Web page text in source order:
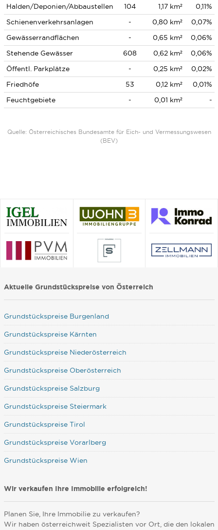
Halden/Deponien/Abbaustellen
104 1,17 km²
0,11%
Schienenverkehrsanlagen
- 0,80 km²
0,07%
Gewässerrandflächen
- 0,65 km²
0,06%
Stehende Gewässer
608 0,62 km²
0,06%
Öffentl. Parkplätze
- 0,25 km²
0,02%
Friedhöfe
53 0,12 km²
0,01%
Feuchtgebiete
- 0,01 km² -
Quelle: Österreichisches Bundesamte für Eich- und Vermessungswesen
(BEV)
Aktuelle Grundstückspreise von Österreich
Grundstückspreise Burgenland
Grundstückspreise Kärnten
Grundstückspreise Niederösterreich
Grundstückspreise Oberösterreich
Grundstückspreise Salzburg
Grundstückspreise Steiermark
Grundstückspreise Tirol
Grundstückspreise Vorarlberg
Grundstückspreise Wien
Wir verkaufen Ihre Immobilie erfolgreich!
Planen Sie, Ihre Immobilie zu verkaufen?
Wir haben österreichweit Spezialisten vor Ort, die den lokalen